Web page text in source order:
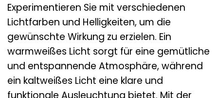
Experimentieren Sie mit verschiedenen
Lichtfarben und Helligkeiten, um die
gewünschte Wirkung zu erzielen. Ein
warmweißes Licht sorgt für eine gemütliche
und entspannende Atmosphäre, während
ein kaltweißes Licht eine klare und
funktionale Ausleuchtung bietet. Mit der